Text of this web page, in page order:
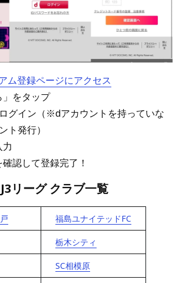
ム登録ページにアクセス
」をタップ
グイン（※dアカウントを持っていな
ト発行）
認して登録完了！
リーグ クラブ一覧
福島ユナイテッドFC
栃木シティ
SC相模原